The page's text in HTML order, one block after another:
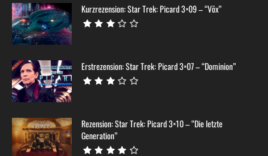
Kurzrezension: Star Trek: Picard 3×09 – “Võx”
Erstrezension: Star Trek: Picard 3×07 – “Dominion”
Rezension: Star Trek: Picard 3×10 – “Die letzte
Generation”